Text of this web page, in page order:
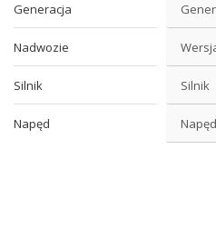
Generacja
Nadwozie
Silnik
Napęd